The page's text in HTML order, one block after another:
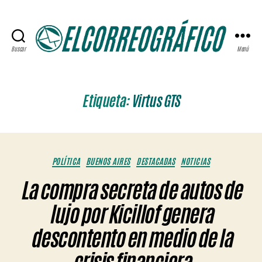
Buscar Menú
Etiqueta:Virtus GTS
Categorías
POLÍTICA BUENOS AIRES DESTACADAS NOTICIAS
La compra secreta de autos de
lujo por Kicillof genera
descontento en medio de la